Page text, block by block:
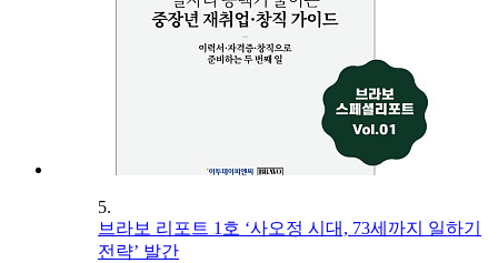
5.
브라보 리포트 1호 ‘사오정 시대, 73세까지 일하기
전략’ 발간